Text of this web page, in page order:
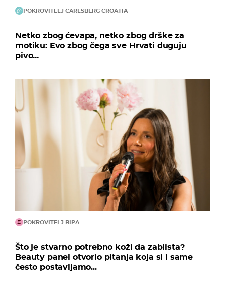
POKROVITELJ CARLSBERG CROATIA
Netko zbog ćevapa, netko zbog drške za
motiku: Evo zbog čega sve Hrvati duguju
pivo...
POKROVITELJ BIPA
Što je stvarno potrebno koži da zablista?
Beauty panel otvorio pitanja koja si i same
često postavljamo...